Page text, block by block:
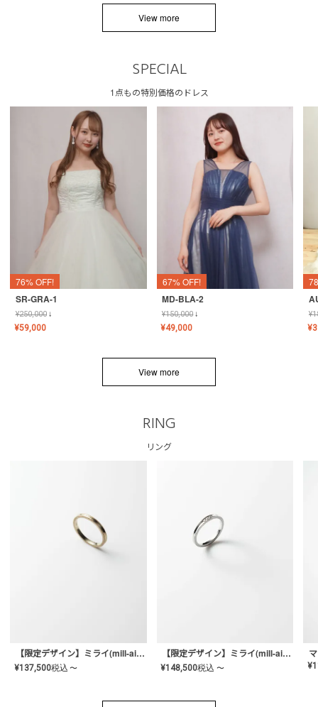
View more
SPECIAL
1点もの特別価格のドレス
76% OFF!
SR-GRA-1
¥250,000↓
¥59,000
67% OFF!
MD-BLA-2
¥150,000↓
¥49,000
¥
¥
View more
RING
リング
【限定デザイン】ミライ(mill-ai)リング
¥137,500税込 〜
【限定デザイン】ミライ(mill-ai)リング
¥148,500税込 〜 ¥